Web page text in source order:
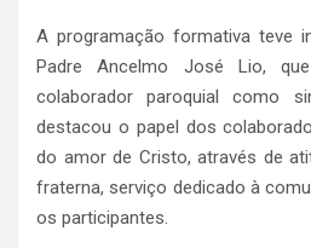
A programação formativa teve
Padre Ancelmo José Lio,
colaborador paroquial como
destacou o papel dos
do amor de Cristo, através de
fraterna, serviço dedicado à
os participantes.